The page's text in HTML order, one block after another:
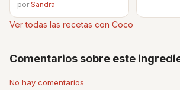
porSandra
Ver todas las recetas con Coco
Comentarios sobre este
No hay comentarios